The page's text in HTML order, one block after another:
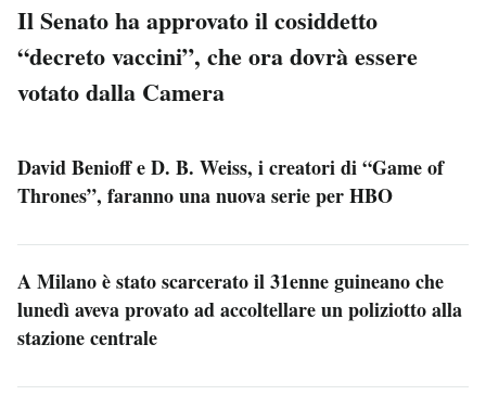
Il Senato ha approvato il cosiddetto
“decreto vaccini”, che ora dovrà essere
votato dalla Camera
David Benioff e D. B. Weiss, i creatori di “Game of
Thrones”, faranno una nuova serie per HBO
A Milano è stato scarcerato il 31enne guineano che
lunedì aveva provato ad accoltellare un poliziotto alla
stazione centrale